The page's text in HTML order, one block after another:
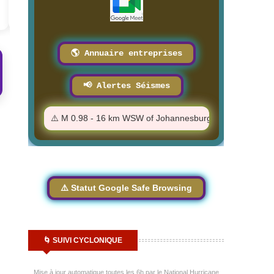
🌎 Annuaire entreprises
📢 Alertes Séismes
⚠️ M 0.98 - 16 km WSW of Johannesburg, CA - 2:55:21 PM
⚠️ Statut Google Safe Browsing
🌀 SUIVI CYCLONIQUE
Mise à jour automatique toutes les 6h par le National Hurricane